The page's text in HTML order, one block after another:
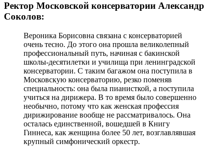
Ректор Московской консерватории Александр
Соколов:
Вероника Борисовна связана с консерваторией
очень тесно. До этого она прошла великолепный
профессиональный путь, начиная с бакинской
школы-десятилетки и училища при ленинградской
консерватории. С таким багажом она поступила в
Московскую консерваторию, резко поменяв
специальность: она была пианисткой, а поступила
учиться на дирижера. В то время было совершенно
необычно, потому что как женская профессия
дирижирование вообще не рассматривалось. Она
осталась единственной, вошедшей в Книгу
Гиннеса, как женщина более 50 лет, возглавлявшая
крупный симфонический оркестр.